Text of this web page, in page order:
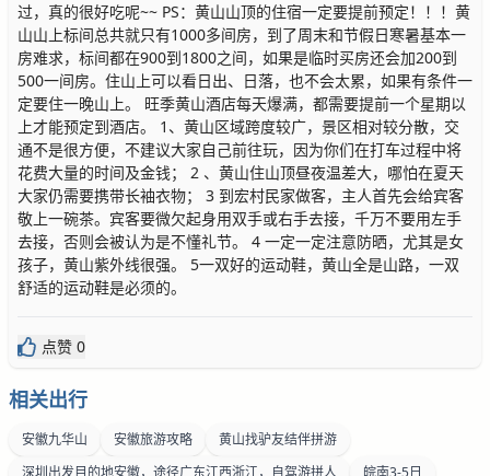
过，真的很好吃呢~~ PS：黄山山顶的住宿一定要提前预定！！！黄
山山上标间总共就只有1000多间房，到了周末和节假日寒暑基本一
房难求，标间都在900到1800之间，如果是临时买房还会加200到
500一间房。住山上可以看日出、日落，也不会太累，如果有条件一
定要住一晚山上。 旺季黄山酒店每天爆满，都需要提前一个星期以
上才能预定到酒店。 1、黄山区域跨度较广，景区相对较分散，交
通不是很方便，不建议大家自己前往玩，因为你们在打车过程中将
花费大量的时间及金钱； 2 、黄山住山顶昼夜温差大，哪怕在夏天
大家仍需要携带长袖衣物； 3 到宏村民家做客，主人首先会给宾客
敬上一碗茶。宾客要微欠起身用双手或右手去接，千万不要用左手
去接，否则会被认为是不懂礼节。 4 一定一定注意防晒，尤其是女
孩子，黄山紫外线很强。 5一双好的运动鞋，黄山全是山路，一双
舒适的运动鞋是必须的。
点赞 0
相关出行
安徽九华山 安徽旅游攻略
黄山找驴友结伴拼游